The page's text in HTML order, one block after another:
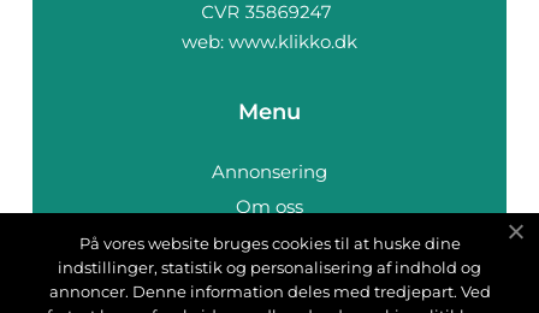
web: www.klikko.dk
Menu
Annonsering
Om oss
Cookies
Kontakta oss
På vores website bruges cookies til at huske dine
indstillinger, statistik og personalisering af indhold og
annoncer. Denne information deles med tredjepart. Ved